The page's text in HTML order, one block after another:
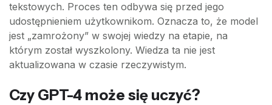
tekstowych. Proces ten odbywa się przed jego
udostępnieniem użytkownikom. Oznacza to, że model
jest „zamrożony” w swojej wiedzy na etapie, na
którym został wyszkolony. Wiedza ta nie jest
aktualizowana w czasie rzeczywistym.
Czy GPT-4 może się uczyć?